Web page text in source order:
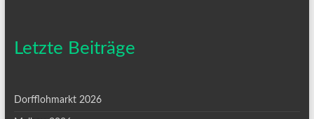
Letzte Beiträge
Dorfflohmarkt 2026